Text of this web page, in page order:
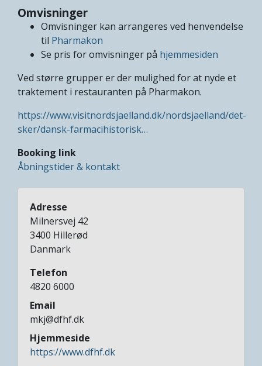
Omvisninger
Omvisninger kan arrangeres ved henvendelse
til Pharmakon
Se pris for omvisninger på hjemmesiden
Ved større grupper er der mulighed for at nyde et
traktement i restauranten på Pharmakon.
https://www.visitnordsjaelland.dk/nordsjaelland/det-
sker/dansk-farmacihistorisk…
Booking link
Åbningstider & kontakt
Adresse
Milnersvej 42
3400 Hillerød
Danmark
Telefon
4820 6000
Email
mkj@dfhf.dk
Hjemmeside
https://www.dfhf.dk